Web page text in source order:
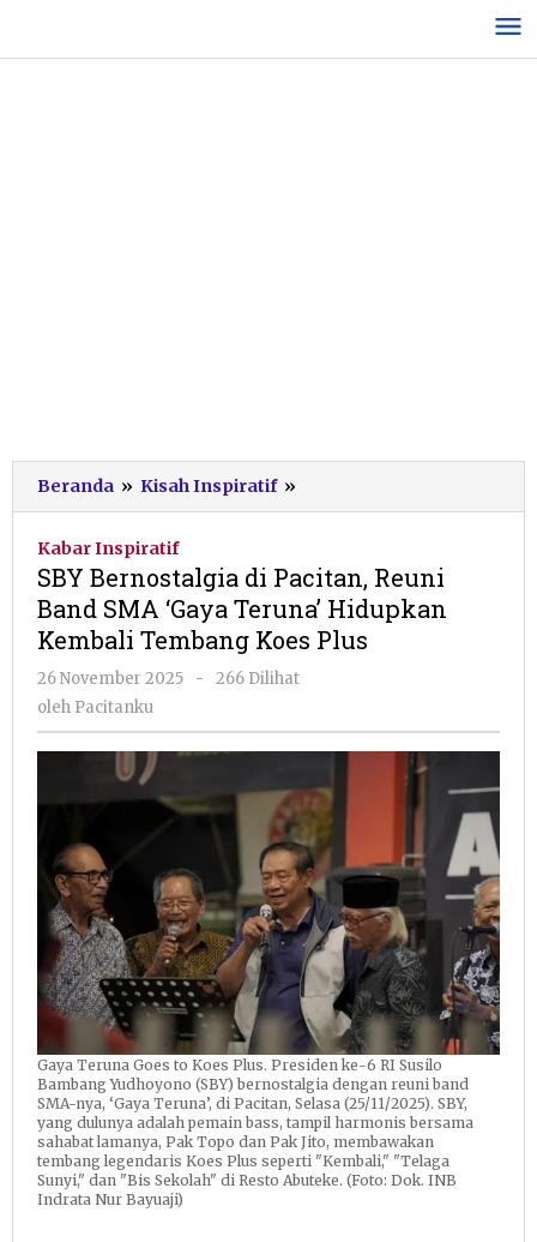
konten
Beranda » Kisah Inspiratif »
Bernostalgia
Reuni
Band
SMA
Teruna'
Kembali
Koes
Plus
Kabar Inspiratif
SBY Bernostalgia di Pacitan, Reuni
Band SMA ‘Gaya Teruna’ Hidupkan
Kembali Tembang Koes Plus
26 November 2025
oleh
-
266 Dilihat
oleh Pacitanku
Gaya Teruna Goes to Koes Plus. Presiden ke-6 RI Susilo
Bambang Yudhoyono (SBY) bernostalgia dengan reuni band
SMA-nya, ‘Gaya Teruna’, di Pacitan, Selasa (25/11/2025). SBY,
yang dulunya adalah pemain bass, tampil harmonis bersama
sahabat lamanya, Pak Topo dan Pak Jito, membawakan
tembang legendaris Koes Plus seperti "Kembali," "Telaga
Sunyi," dan "Bis Sekolah" di Resto Abuteke. (Foto: Dok. INB
Indrata Nur Bayuaji)